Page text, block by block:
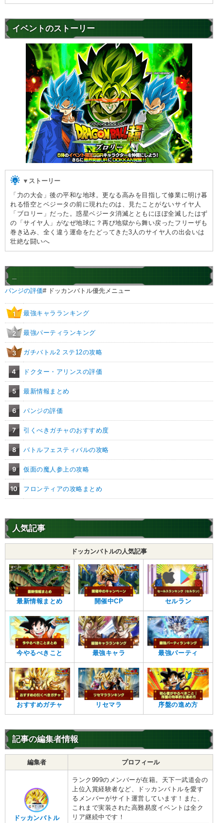
イベントのストーリー
▼ストーリー
「力の大会」後の平和な地球。更なる高みを目指して修業に明け暮
れる悟空とベジータの前に現れたのは、見たことがないサイヤ人
「ブロリー」だった。惑星ベジータ消滅とともにほぼ全滅したはず
の「サイヤ人」がなぜ地球に？再び地獄から舞い戻ったフリーザも
巻き込み、全く違う運命をたどってきた3人のサイヤ人の出会いは
壮絶な闘いへ
パンジの評価# ドッカンバトル優先メニュー
1 最強キャラランキング
2 最強パーティランキング
3 ガチバトル2 ステ12の攻略
4 ドクター・アリンスの評価
5 最新情報まとめ
6 パンジの評価
7 引くべきガチャのおすすめ度
8 バトルフェスティバルの攻略
9 仮面の魔人参上の攻略
10 フロンティアの攻略まとめ
人気記事
ドッカンバトルの人気記事
最新情報まとめ 開催中CP セルラン
今やるべきこと 最強キャラ 最強パーティ
おすすめガチャ リセマラ 序盤の進め方
記事の編集者情報
編集者 プロフィール
ドッカンバトル
ランク999のメンバーが在籍。天下一武道会の
上位入賞経験者など、ドッカンバトルを愛す
るメンバーがサイト運営しています！また、
これまで実装された高難易度イベントは全ク
リア継続中です！